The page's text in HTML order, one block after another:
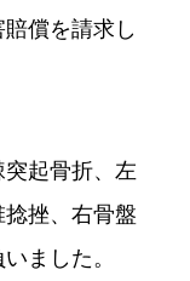
償を請求し
起骨折、左
挫、右骨盤
ました。